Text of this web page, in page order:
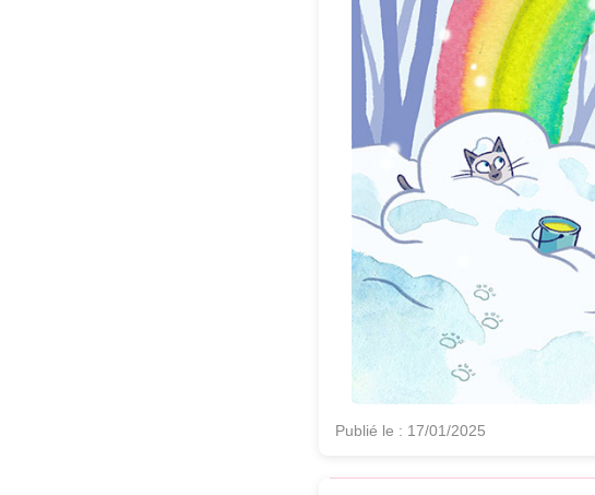
Publié le : 17/01/2025